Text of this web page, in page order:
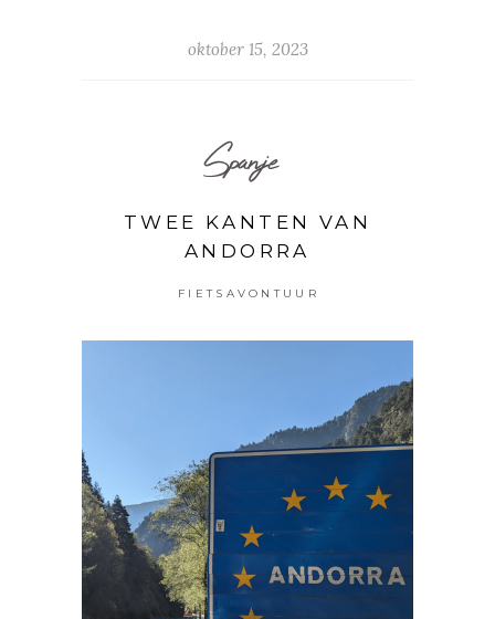
oktober 15, 2023
Spanje
TWEE KANTEN VAN
ANDORRA
FIETSAVONTUUR